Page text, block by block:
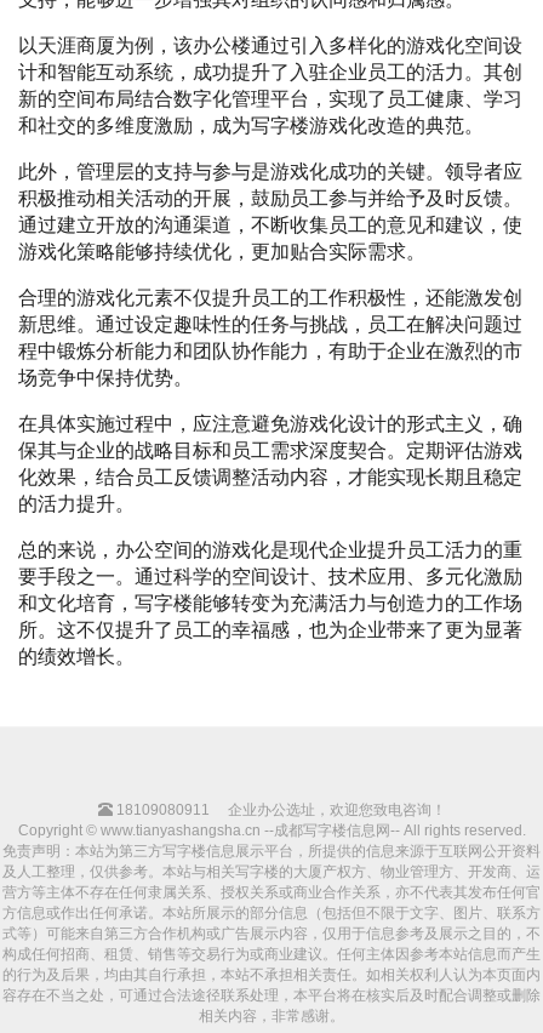
以天涯商厦为例，该办公楼通过引入多样化的游戏化空间设
计和智能互动系统，成功提升了入驻企业员工的活力。其创
新的空间布局结合数字化管理平台，实现了员工健康、学习
和社交的多维度激励，成为写字楼游戏化改造的典范。
此外，管理层的支持与参与是游戏化成功的关键。领导者应
积极推动相关活动的开展，鼓励员工参与并给予及时反馈。
通过建立开放的沟通渠道，不断收集员工的意见和建议，使
游戏化策略能够持续优化，更加贴合实际需求。
合理的游戏化元素不仅提升员工的工作积极性，还能激发创
新思维。通过设定趣味性的任务与挑战，员工在解决问题过
程中锻炼分析能力和团队协作能力，有助于企业在激烈的市
场竞争中保持优势。
在具体实施过程中，应注意避免游戏化设计的形式主义，确
保其与企业的战略目标和员工需求深度契合。定期评估游戏
化效果，结合员工反馈调整活动内容，才能实现长期且稳定
的活力提升。
总的来说，办公空间的游戏化是现代企业提升员工活力的重
要手段之一。通过科学的空间设计、技术应用、多元化激励
和文化培育，写字楼能够转变为充满活力与创造力的工作场
所。这不仅提升了员工的幸福感，也为企业带来了更为显著
的绩效增长。
18109080911
企业办公选址，欢迎您致电咨询！
Copyright © www.tianyashangsha.cn --成都写字楼信息网-- All rights reserved.
免责声明：本站为第三方写字楼信息展示平台，所提供的信息来源于互联网公开资料
及人工整理，仅供参考。本站与相关写字楼的大厦产权方、物业管理方、开发商、运
营方等主体不存在任何隶属关系、授权关系或商业合作关系，亦不代表其发布任何官
方信息或作出任何承诺。本站所展示的部分信息（包括但不限于文字、图片、联系方
式等）可能来自第三方合作机构或广告展示内容，仅用于信息参考及展示之目的，不
构成任何招商、租赁、销售等交易行为或商业建议。任何主体因参考本站信息而产生
的行为及后果，均由其自行承担，本站不承担相关责任。如相关权利人认为本页面内
容存在不当之处，可通过合法途径联系处理，本平台将在核实后及时配合调整或删除
相关内容，非常感谢。